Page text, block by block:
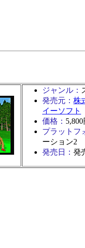
ジャンル：
発売元： 株
イーソフト
価格： 5,800
プラットフ
ーション2
発売日： 発